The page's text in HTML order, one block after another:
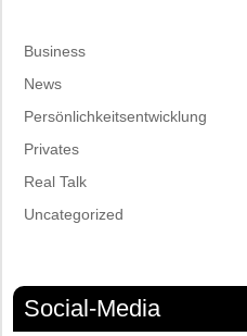
Business
News
Persönlichkeitsentwicklung
Privates
Real Talk
Uncategorized
Social-Media